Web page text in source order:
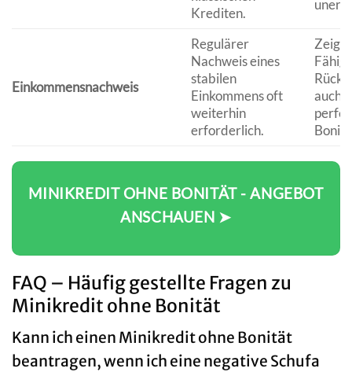
Krediten.
Einkommensnachweis
Regulärer
Nachweis eines
stabilen
Einkommens oft
weiterhin
erforderlich.
Zeigt
auch
MINIKREDIT OHNE BONITÄT - ANGEBOT
ANSCHAUEN ➤
FAQ – Häufig gestellte Fragen zu
Minikredit ohne Bonität
Kann ich einen Minikredit ohne Bonität
beantragen, wenn ich eine negative Schufa